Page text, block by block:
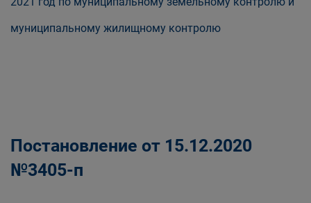
муниципальному жилищному контролю
Постановление от 15.12.2020
№3405-п